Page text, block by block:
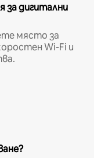
за дигитални
място за
Wi-Fi и